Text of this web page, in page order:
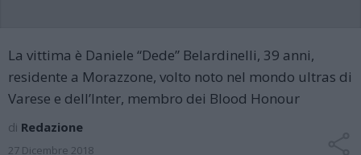
La vittima è Daniele “Dede” Belardinelli, 39 anni,
residente a Morazzone, volto noto nel mondo ultras di
Varese e dell’Inter, membro dei Blood Honour
di Redazione
27 Dicembre 2018